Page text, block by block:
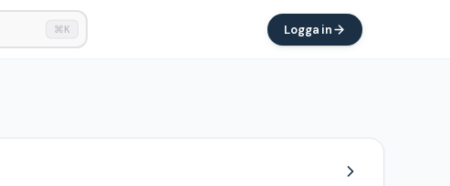
⌘K Logga in